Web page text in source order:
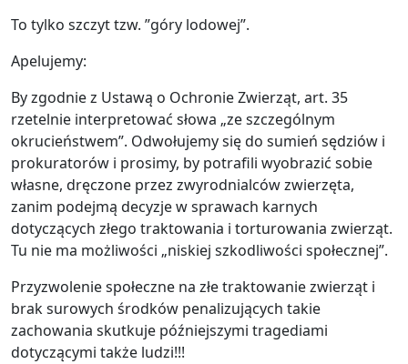
To tylko szczyt tzw. ”góry lodowej”.
Apelujemy:
By zgodnie z Ustawą o Ochronie Zwierząt, art. 35
rzetelnie interpretować słowa „ze szczególnym
okrucieństwem”. Odwołujemy się do sumień sędziów i
prokuratorów i prosimy, by potrafili wyobrazić sobie
własne, dręczone przez zwyrodnialców zwierzęta,
zanim podejmą decyzje w sprawach karnych
dotyczących złego traktowania i torturowania zwierząt.
Tu nie ma możliwości „niskiej szkodliwości społecznej”.
Przyzwolenie społeczne na złe traktowanie zwierząt i
brak surowych środków penalizujących takie
zachowania skutkuje późniejszymi tragediami
dotyczącymi także ludzi!!!